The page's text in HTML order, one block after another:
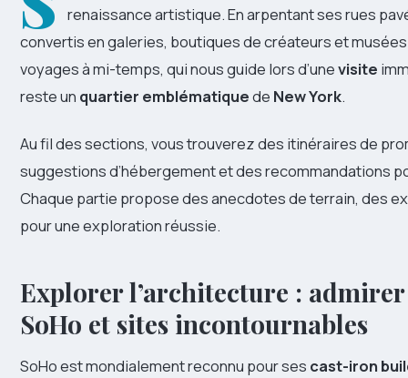
renaissance artistique. En arpentant ses rues
convertis en galeries, boutiques de créateurs et
voyages à mi-temps, qui nous guide lors d’unevisite
reste un quartier emblématiquede New York.
Au fil des sections, vous trouverez des itinéraires de
suggestions d’hébergement et des recommandations
Chaque partie propose des anecdotes de terrain, des
pour une exploration réussie.
Explorer l’architecture :
SoHo et sites incontournables
SoHo est mondialement reconnu pour ses cast-iron